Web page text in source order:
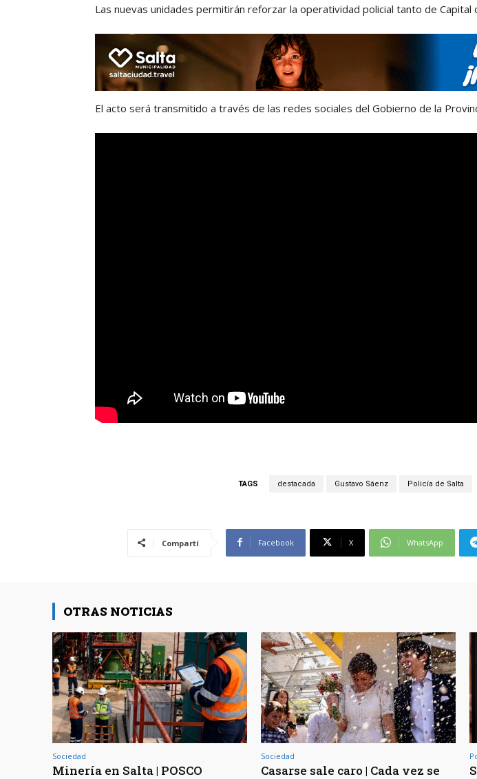
Las nuevas unidades permitirán reforzar la operatividad policial tanto de Capital
El acto será transmitido a través de las redes sociales del Gobierno de la
TAGS destacada Gustavo Sáenz Policía de Salta
Compartí Facebook X WhatsApp
OTRAS NOTICIAS
Sociedad
Minería en Salta | POSCO
Sociedad
Casarse sale caro | Cada vez se